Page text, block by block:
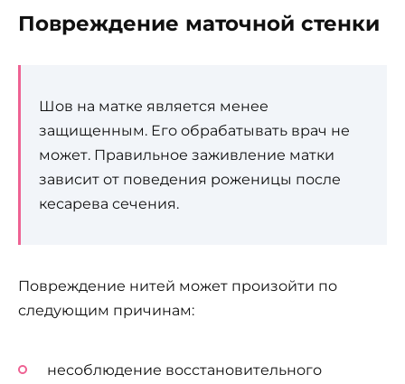
Повреждение маточной стенки
Шов на матке является менее
защищенным. Его обрабатывать врач не
может. Правильное заживление матки
зависит от поведения роженицы после
кесарева сечения.
Повреждение нитей может произойти по
следующим причинам:
несоблюдение восстановительного